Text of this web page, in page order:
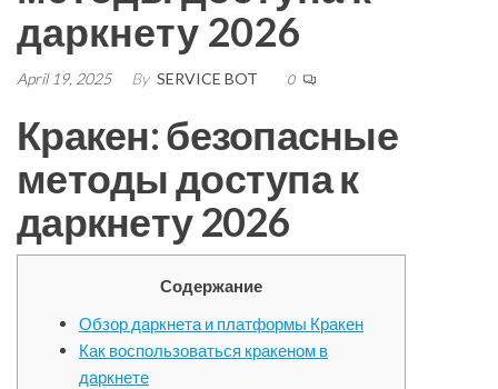
даркнету 2026
April 19, 2025 By SERVICE BOT 0
Кракен: безопасные
методы доступа к
даркнету 2026
Содержание
Обзор даркнета и платформы Кракен
Как воспользоваться кракеном в
даркнете